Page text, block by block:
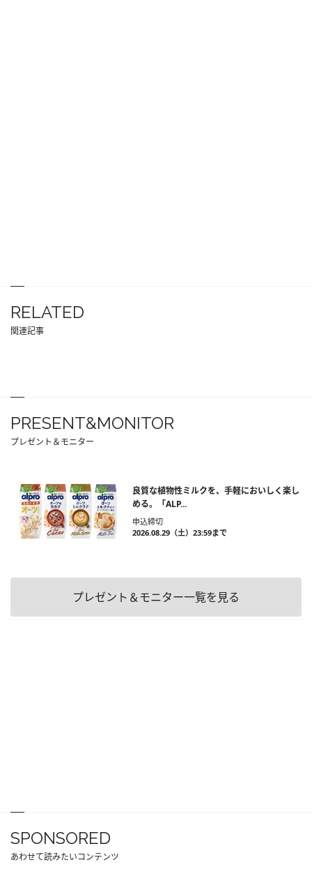
RELATED
関連記事
PRESENT&MONITOR
プレゼント＆モニター
良質な植物性ミルクを、手軽においしく楽し
める。「ALP...
申込締切
2026.08.29（土）23:59まで
プレゼント＆モニター一覧を見る
SPONSORED
あわせて読みたいコンテンツ